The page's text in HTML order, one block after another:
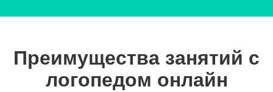
Преимущества занятий с
логопедом онлайн